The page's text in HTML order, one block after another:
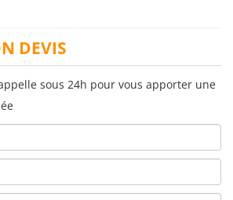
DEVIS
sous 24h pour vous apporter une